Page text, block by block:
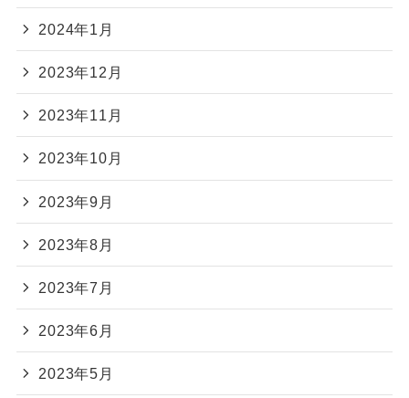
2024年1月
2023年12月
2023年11月
2023年10月
2023年9月
2023年8月
2023年7月
2023年6月
2023年5月